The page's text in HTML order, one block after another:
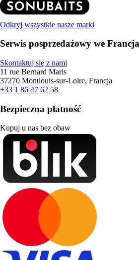
Odkryj wszystkie nasze marki
Serwis posprzedażowy we Francja
Skontaktuj się z nami
11 rue Bernard Maris
37270 Montlouis-sur-Loire, Francja
+33 1 86 47 62 58
Bezpieczna płatność
Kupuj u nas bez obaw